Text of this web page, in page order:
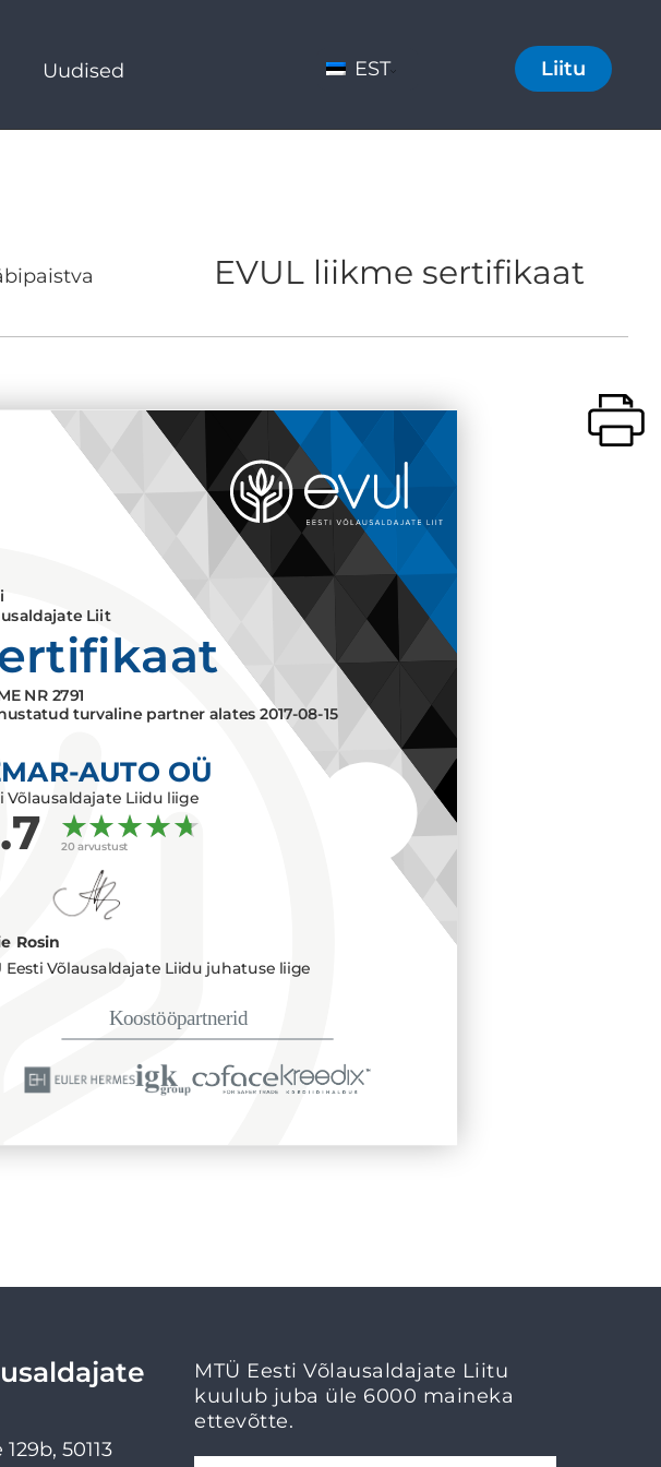
Uudised EST Liitu
EVUL liikme sertifikaat
Liit
NR 2791
turvaline partner alates 2017-08-15
AUTO OÜ
Võlausaldajate Liidu liige
20 arvustust
Rosin
Eesti Võlausaldajate Liidu juhatuse liige
129b, 50113
MTÜ Eesti Võlausaldajate Liitu
kuulub juba üle 6000 maineka
ettevõtte.